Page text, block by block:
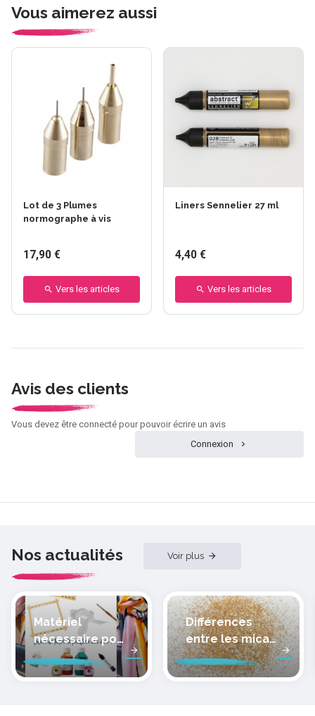
Vous aimerez aussi
Lot de 3 Plumes
normographe à vis
17,90 €
Vers les articles
Liners Sennelier 27 ml
4,40 €
Vers les articles
Avis des clients
Vous devez être connecté pour pouvoir écrire un avis
Connexion
Nos actualités Voir plus
Matériel
nécessaire pour
peindre la soie
Différences
entre les micas
des pâtes
polymères